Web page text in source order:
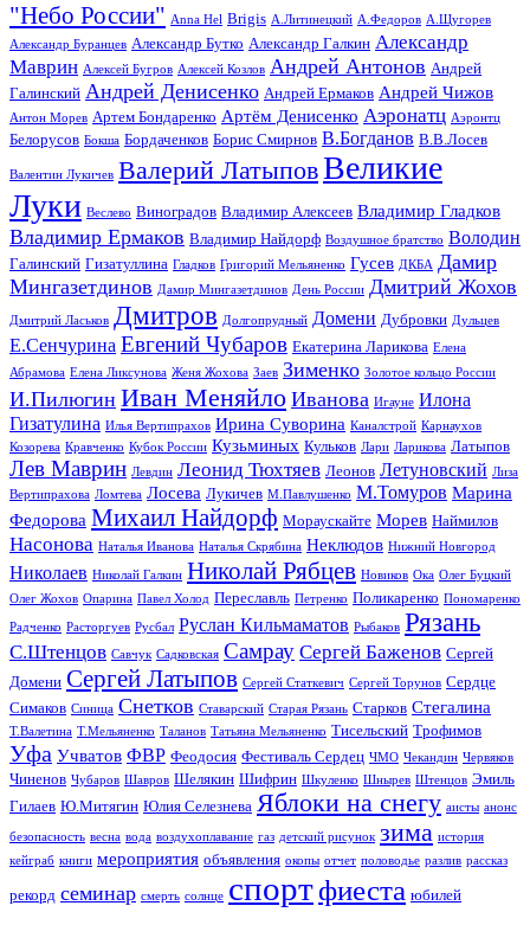
"Небо России" Anna Hel Brigis А.Литинецкий А.Федоров А.Щугорев
Александр Буранцев Александр Бутко Александр Галкин Александр
Маврин Алексей Бугров Алексей Козлов Андрей Антонов Андрей
Галинский Андрей Денисенко Андрей Ермаков Андрей Чижов
Антон Морев Артем Бондаренко Артём Денисенко Аэронатц Аэронтц
Белорусов Бокша Бордаченков Борис Смирнов В.Богданов В.В.Лосев
Валентин Лукичев Валерий ЛатыповВеликие
Луки Веслево Виноградов Владимир Алексеев Владимир Гладков
Владимир Ермаков Владимир Найдорф Воздушное братство Володин
Галинский Гизатуллина Гладков Григорий Мельяненко Гусев ДКБА Дамир
Мингазетдинов Дамир Мингазетдинов День России Дмитрий Жохов
Дмитрий Ласьков Дмитров Долгопрудный Домени Дубровки Дульцев
Е.Сенчурина Евгений Чубаров Екатерина Ларикова Елена
Абрамова Елена Ликсунова Женя Жохова Заев Зименко Золотое кольцо России
И.Пилюгин Иван Меняйло Иванова Игауне Илона
Гизатулина Илья Вертипрахов Ирина Суворина Каналстрой Карнаухов
Козорева Кравченко Кубок России Кузьминых Кульков Лари Ларикова Латыпов
Лев Маврин Левдин Леонид Тюхтяев Леонов Летуновский Лиза
Вертипрахова Ломтева Лосева Лукичев М.Павлушенко М.Томуров Марина
Федорова Михаил Найдорф Мораускайте Морев Наймилов
Насонова Наталья Иванова Наталья Скрябина Неклюдов Нижний Новгород
Николаев Николай Галкин Николай Рябцев Новиков Ока Олег Буцкий
Олег Жохов Опарина Павел Холод Переславль Петренко Поликаренко Пономаренко
Радченко Расторгуев Русбал Руслан Кильмаматов Рыбаков Рязань
С.Штенцов Савчук Садковская Самрау Сергей Баженов Сергей
Домени Сергей Латыпов Сергей Статкевич Сергей Торунов Сердце
Симаков Синица Снетков Ставарский Старая Рязань Старков Стегалина
Т.Валетина Т.Мельяненко Таланов Татьяна Мельяненко Тисельский Трофимов
Уфа Учватов ФВР Феодосия Фестиваль Сердец ЧМО Чекандин Червяков
Чиненов Чубаров Шавров Шелякин Шифрин Шкуленко Шнырев Штенцов Эмиль
Гилаев Ю.Митягин Юлия Селезнева Яблоки на снегу аисты анонс
безопасность весна вода воздухоплавание газ детский рисунок зима история
кейграб книги мероприятия объявления окопы отчет половодье разлив рассказ
рекорд семинар смерть солнце спортфиеста юбилей